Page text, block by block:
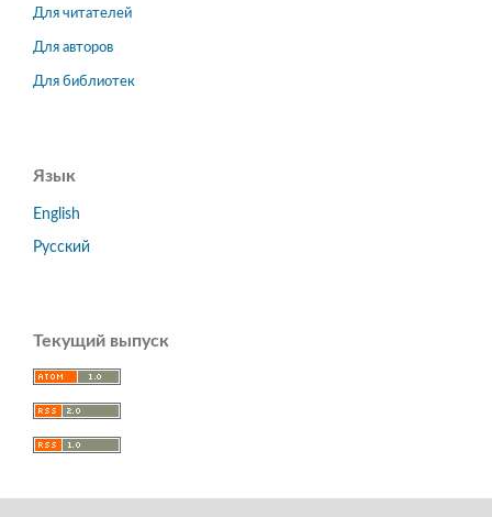
Для читателей
Для авторов
Для библиотек
Язык
English
Русский
Текущий выпуск